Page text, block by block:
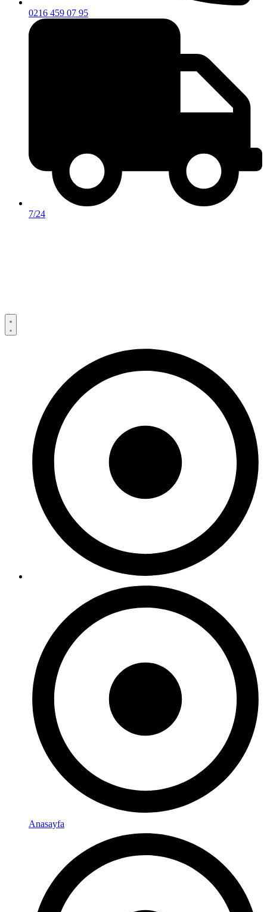
0216 459 07 95
7/24
Anasayfa